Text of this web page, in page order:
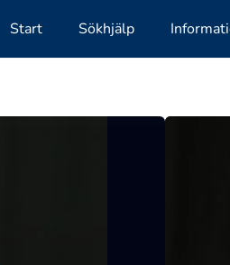
Start Sökhjälp